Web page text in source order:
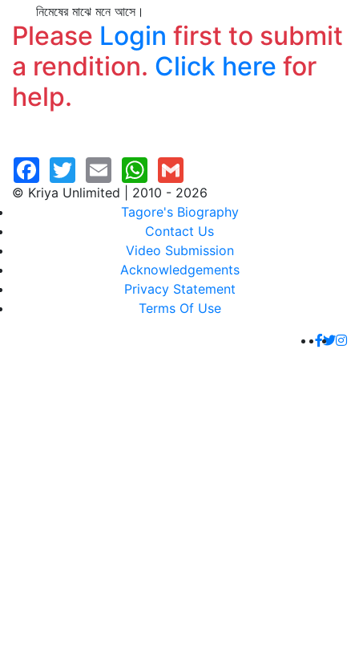
নিমেষের মাঝে মনে আসে।
Please Login first to submit
a rendition. Click here for
help.
© Kriya Unlimited | 2010 - 2026
Tagore's Biography
Contact Us
Video Submission
Acknowledgements
Privacy Statement
Terms Of Use